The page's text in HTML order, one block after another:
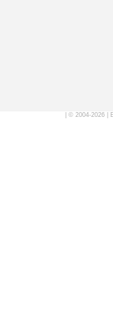
| © 2004-2026 |